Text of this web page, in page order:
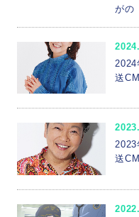
がの
2024
送
2023
送